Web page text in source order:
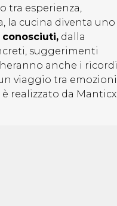
tra esperienza,
la cucina diventa uno
dalla
suggerimenti
anche i ricordi,
viaggio tra emozioni
realizzato da Manticx